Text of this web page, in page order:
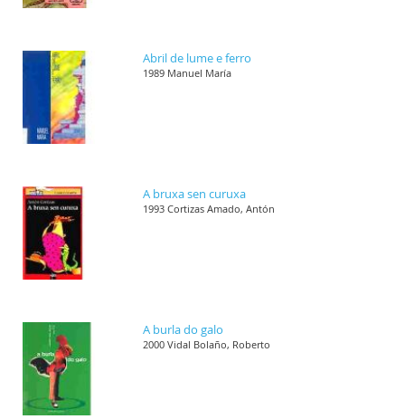
Abril de lume e ferro
1989 Manuel María
A bruxa sen curuxa
1993 Cortizas Amado, Antón
A burla do galo
2000 Vidal Bolaño, Roberto